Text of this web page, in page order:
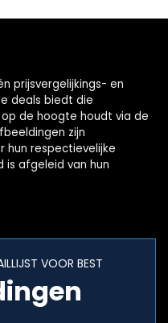
prijsvergelijkings- en
deals biedt die
de hoogte houdt via de
zijn
hun respectievelijke
is afgeleid van hun
VOOR BEST